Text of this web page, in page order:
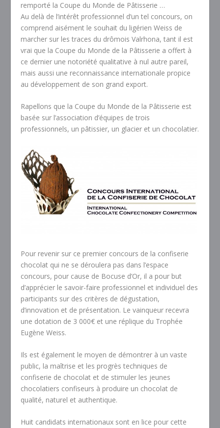
remporté la Coupe du Monde de Pâtisserie …
Au delà de l’intérêt professionnel d’un tel concours, on
comprend aisément le souhait du ligérien Weiss de
marcher sur les traces du drômois Valrhona, tant il est
vrai que la Coupe du Monde de la Pâtisserie a offert à
ce dernier une notoriété qualitative à nul autre pareil,
mais aussi une reconnaissance internationale propice
au développement de son grand export.
Rapellons que la Coupe du Monde de la Pâtisserie est
basée sur l’association d’équipes de trois
professionnels, un pâtissier, un glacier et un chocolatier.
Pour revenir sur ce premier concours de la confiserie
chocolat qui ne se déroulera pas dans l’espace
concours, pour cause de Bocuse d’Or, il a pour but
d’apprécier le savoir-faire professionnel et individuel des
participants sur des critères de dégustation,
d’innovation et de présentation. Le vainqueur recevra
une dotation de 3 000€ et une réplique du Trophée
Eugène Weiss.
Ils est également le moyen de démontrer à un vaste
public, la maîtrise et les progrès techniques de
confiserie de chocolat et de stimuler les jeunes
chocolatiers confiseurs à produire un chocolat de
qualité, naturel et authentique.
Huit candidats internationaux sont en lice pour cette